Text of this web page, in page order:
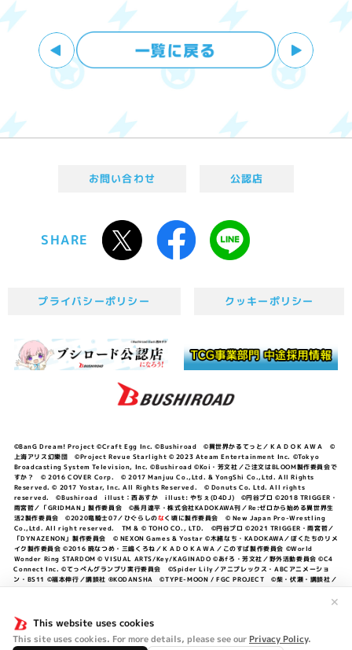
This website uses cookies
This site uses cookies. For more details, please see our Privacy Policy.
✕
お問い合わせ 公認店
SHARE
プライバシーポリシー クッキーポリシー
©BanG Dream! Project ©Craft Egg Inc. ©Bushiroad ©異世界かるてっと／ＫＡＤＯＫＡＷＡ ©
上海アリス幻樂団 ©Project Revue Starlight © 2023 Ateam Entertainment Inc. ©Tokyo
Broadcasting System Television, Inc. ©Bushiroad ©Koi・芳文社／ご注文はBLOOM製作委員会で
すか？ © 2016 COVER Corp. © 2017 Manjuu Co.,Ltd. & YongShi Co.,Ltd. All Rights
Reserved. © 2017 Yostar, Inc. All Rights Reserved. © Donuts Co. Ltd. All rights
reserved. ©Bushiroad illust：西あすか illust: やちぇ(D4DJ) ©円谷プロ ©2018 TRIGGER・
雨宮哲／「GRIDMAN」製作委員会 ©長月達平・株式会社KADOKAWA刊／Re:ゼロから始める異世界生
活2製作委員会 ©2020竜騎士07／ひぐらしのなく頃に製作委員会 © New Japan Pro-Wrestling
Co.,Ltd. All right reserved. TM & © TOHO CO., LTD. ©円谷プロ ©2021 TRIGGER・雨宮哲／
「DYNAZENON」製作委員会 © NEXON Games & Yostar ©木緒なち・KADOKAWA／ぼくたちのリメ
イク製作委員会 ©2016 暁なつめ・三嶋くろね／ＫＡＤＯＫＡＷＡ／このすば製作委員会 ©World
Wonder Ring STARDOM © VISUAL ARTS/Key/KAGINADO ©あfろ・芳文社／野外活動委員会 ©C4
Connect Inc. ©てっぺんグランプリ実行委員会 ©Spider Lily／アニプレックス・ABCアニメーショ
ン・BS11 ©福本伸行／講談社 ®KODANSHA ©TYPE-MOON / FGC PROJECT ©柴・伏瀬・講談社／
©中村力斗・野澤ゆき子／集英社・君のことが大大大大大好きな製作委員会 ©IIS-P／ぽんのみち製作委
員会 ©円谷プロ ©2023 TRIGGER・雨宮哲／「劇場版グリッドマンユニバース」製作委員会 © NEXON
Games／アビドス商店街 ©プロジェクトラブライブ！蓮ノ空女学院スクールアイドルクラブ ©「勇気爆